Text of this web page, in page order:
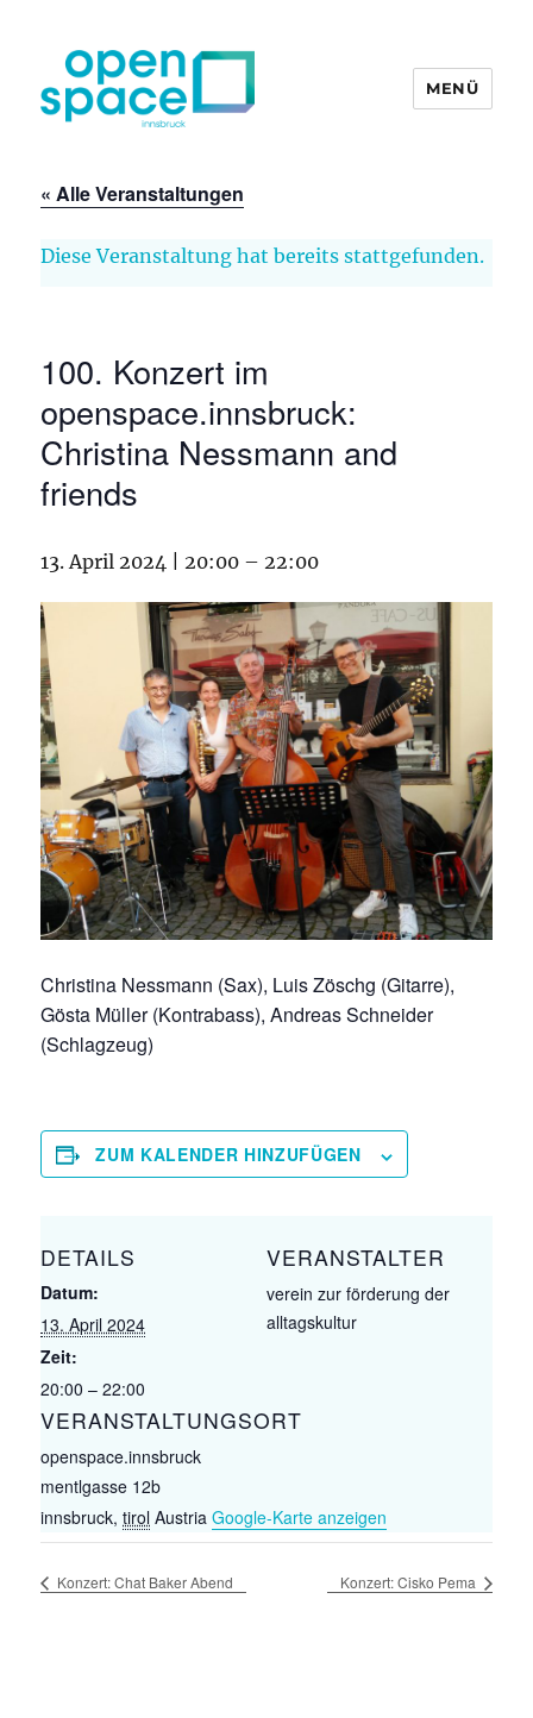
MENÜ
« Alle Veranstaltungen
Diese Veranstaltung hat bereits stattgefunden.
100. Konzert im
openspace.innsbruck:
Christina Nessmann and
friends
13. April 2024 | 20:00 –22:00
Christina Nessmann (Sax), Luis Zöschg (Gitarre),
Gösta Müller (Kontrabass), Andreas Schneider
(Schlagzeug)
ZUM KALENDER HINZUFÜGEN
DETAILS
Datum:
13. April 2024
Zeit:
20:00 – 22:00
VERANSTALTUNGSORT
openspace.innsbruck
mentlgasse 12b
innsbruck, tirol Austria Google-Karte anzeigen
VERANSTALTER
verein zur förderung der
alltagskultur
Konzert: Chat Baker Abend Konzert: Cisko Pema